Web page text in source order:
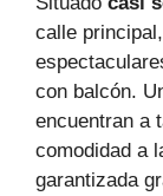
calle
con balcón.
encuentran a
comodidad a
garantizada